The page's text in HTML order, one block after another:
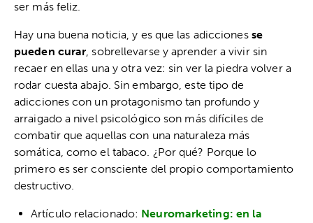
ser más feliz.
Hay una buena noticia, y es que las adicciones se
pueden curar, sobrellevarse y aprender a vivir sin
recaer en ellas una y otra vez: sin ver la piedra volver a
rodar cuesta abajo. Sin embargo, este tipo de
adicciones con un protagonismo tan profundo y
arraigado a nivel psicológico son más difíciles de
combatir que aquellas con una naturaleza más
somática, como el tabaco. ¿Por qué? Porque lo
primero es ser consciente del propio comportamiento
destructivo.
Artículo relacionado: Neuromarketing: en la